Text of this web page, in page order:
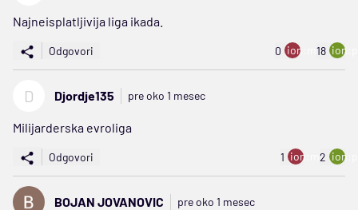
Najneisplatljivija liga ikada.
Odgovori 0 ion:minus
18
D Djordje135 pre oko 1 mesec
Milijarderska evroliga
Odgovori 1 ion:minus
2
BOJAN JOVANOVIC pre oko 1 mesec